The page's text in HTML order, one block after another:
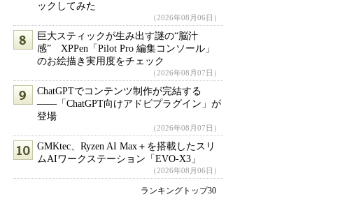
ックしてみた
（2026年08月06日）
巨大スティックが生み出す謎の“脳汁
感” XPPen「Pilot Pro 編集コンソール」
のお絵描き実用度をチェック
（2026年08月07日）
ChatGPTでコンテンツ制作が完結する
――「ChatGPT向けアドビプラグイン」が
登場
（2026年08月07日）
GMKtec、Ryzen AI Max＋を搭載したスリ
ムAIワークステーション「EVO-X3」
（2026年08月06日）
ランキングトップ30